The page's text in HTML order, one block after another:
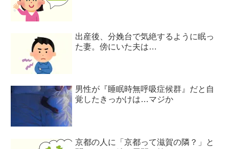
出産後、分娩台で気絶するように眠っ
た妻。傍にいた夫は…
男性が『睡眠時無呼吸症候群』だと自
覚したきっかけは…マジか
京都の人に「京都って滋賀の隣？」と